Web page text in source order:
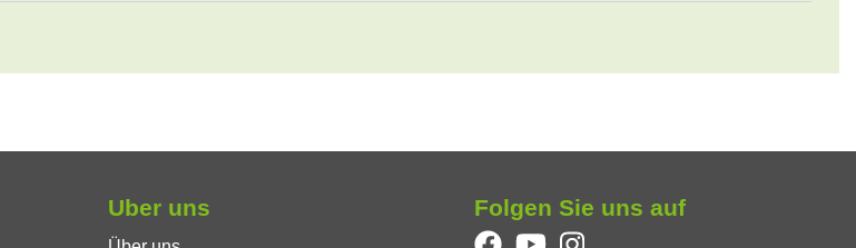
Uber uns Folgen Sie uns auf